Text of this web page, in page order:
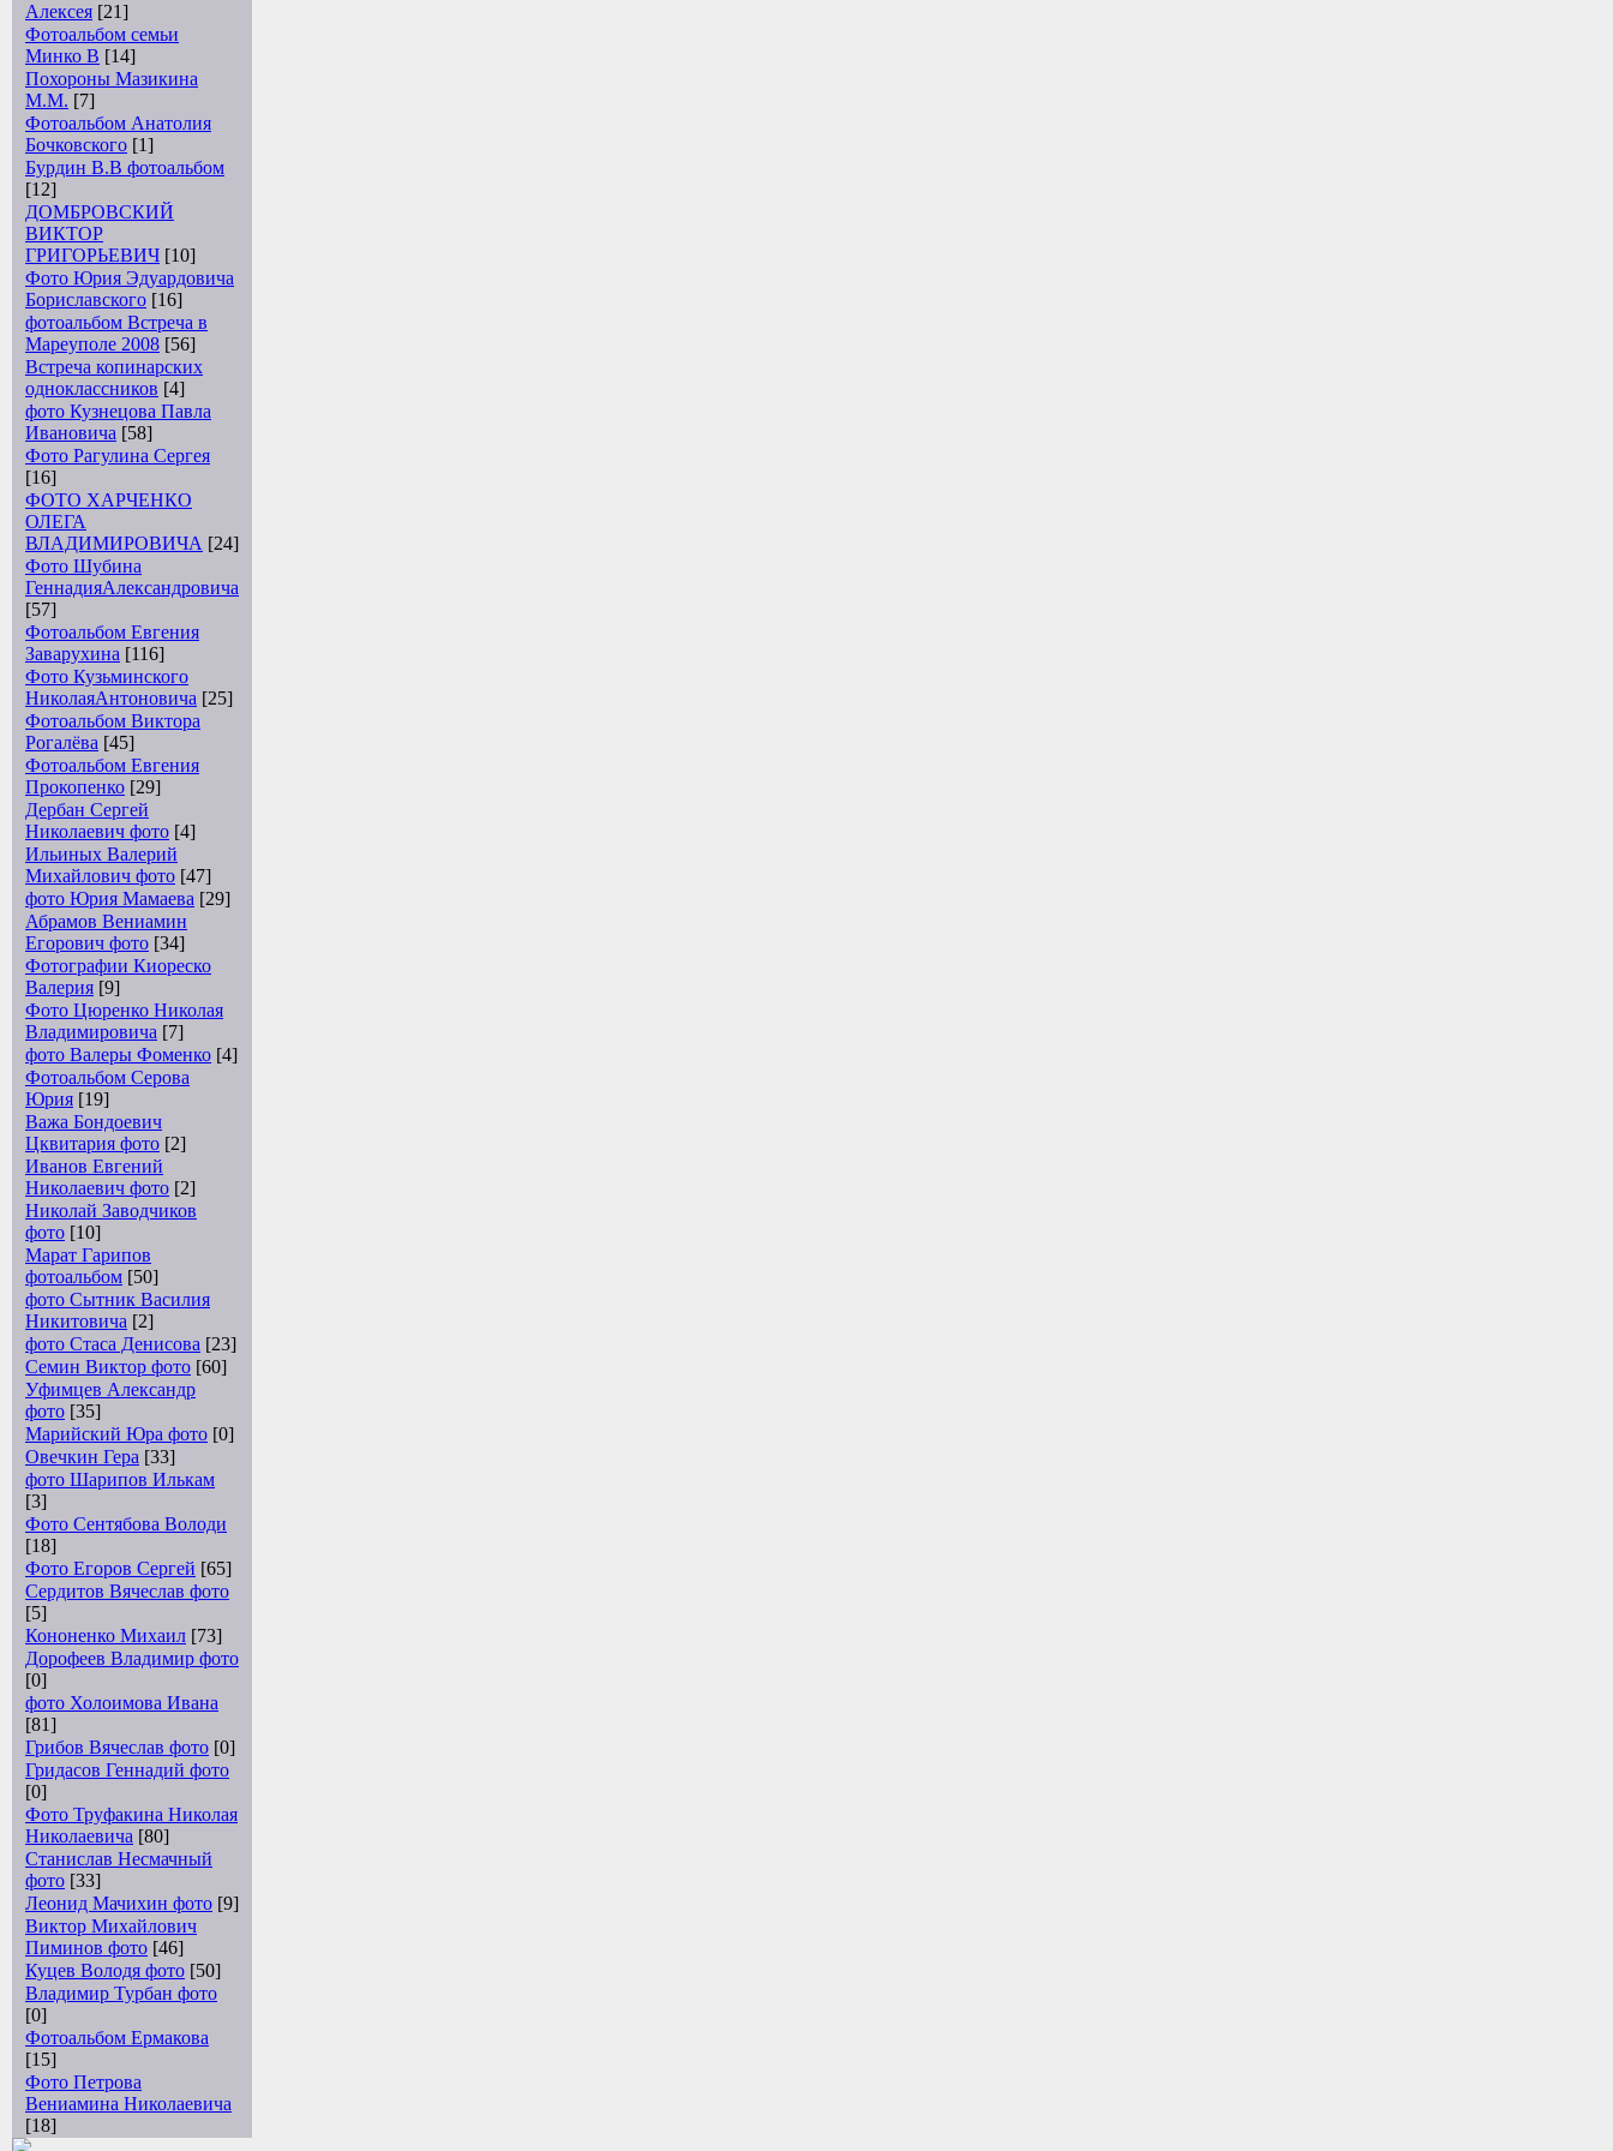
Алексея [21]
Фотоальбом семьи
Минко В [14]
Похороны Мазикина
М.М. [7]
Фотоальбом Анатолия
Бочковского [1]
Бурдин В.В фотоальбом
[12]
ДОМБРОВСКИЙ
ВИКТОР
ГРИГОРЬЕВИЧ [10]
Фото Юрия Эдуардовича
Бориславского [16]
фотоальбом Встреча в
Мареуполе 2008 [56]
Встреча копинарских
одноклассников [4]
фото Кузнецова Павла
Ивановича [58]
Фото Рагулина Сергея
[16]
ФОТО ХАРЧЕНКО
ОЛЕГА
ВЛАДИМИРОВИЧА [24]
Фото Шубина
ГеннадияАлександровича
[57]
Фотоальбом Евгения
Заварухина [116]
Фото Кузьминского
НиколаяАнтоновича [25]
Фотоальбом Виктора
Рогалёва [45]
Фотоальбом Евгения
Прокопенко [29]
Дербан Сергей
Николаевич фото [4]
Ильиных Валерий
Михайлович фото [47]
фото Юрия Мамаева [29]
Абрамов Вениамин
Егорович фото [34]
Фотографии Киореско
Валерия [9]
Фото Цюренко Николая
Владимировича [7]
фото Валеры Фоменко [4]
Фотоальбом Серова
Юрия [19]
Важа Бондоевич
Цквитария фото [2]
Иванов Евгений
Николаевич фото [2]
Николай Заводчиков
фото [10]
Марат Гарипов
фотоальбом [50]
фото Сытник Василия
Никитовича [2]
фото Стаса Денисова [23]
Семин Виктор фото [60]
Уфимцев Александр
фото [35]
Марийский Юра фото [0]
Овечкин Гера [33]
фото Шарипов Илькам
[3]
Фото Сентябова Володи
[18]
Фото Егоров Сергей [65]
Сердитов Вячеслав фото
[5]
Кононенко Михаил [73]
Дорофеев Владимир фото
[0]
фото Холоимова Ивана
[81]
Грибов Вячеслав фото [0]
Гридасов Геннадий фото
[0]
Фото Труфакина Николая
Николаевича [80]
Станислав Несмачный
фото [33]
Леонид Мачихин фото [9]
Виктор Михайлович
Пиминов фото [46]
Куцев Володя фото [50]
Владимир Турбан фото
[0]
Фотоальбом Ермакова
[15]
Фото Петрова
Вениамина Николаевича
[18]